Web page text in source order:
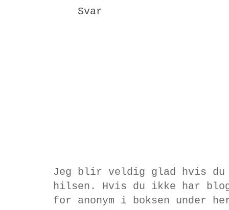
Svar
Jeg blir veldig glad hvis
hilsen. Hvis du ikke har
for anonym i boksen under